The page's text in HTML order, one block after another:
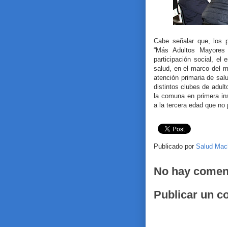
Cabe señalar que, los
“Más Adultos
participación social, el
salud, en el marco del
atención primaria de
distintos clubes de
la comuna en primera
a la tercera edad que no
Publicado por Salud
No hay
Publicar un